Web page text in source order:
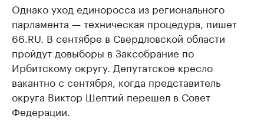
Однако уход единоросса из регионального
парламента — техническая процедура, пишет
66.RU. В сентябре в Свердловской области
пройдут довыборы в Заксобрание по
Ирбитскому округу. Депутатское кресло
вакантно с сентября, когда представитель
округа Виктор Шептий перешел в Совет
Федерации.